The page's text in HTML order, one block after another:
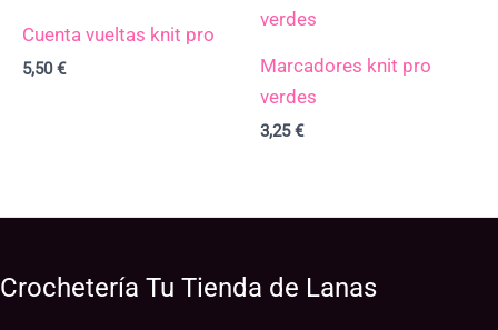
Cuenta vueltas knit pro
5,50€
Marcadores knit pro
verdes
3,25€
Crochetería Tu Tienda de Lanas